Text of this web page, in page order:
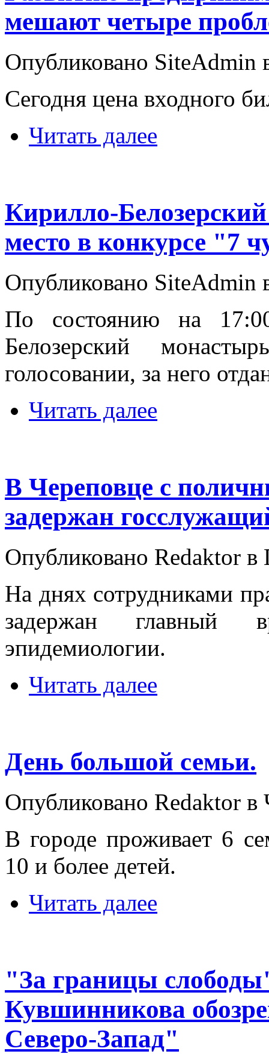
мешают четыре
Опубликовано SiteAdmin
Сегодня цена входного
Читать далее
Кирилло-
место в конкурсе "7
Опубликовано SiteAdmin
По состоянию на
Белозерский
голосовании, за него
Читать далее
В Череповце с
задержан
Опубликовано Redaktor
На днях сотрудниками
задержан главный
эпидемиологии.
Читать далее
День большой семьи.
Опубликовано Redaktor
В городе проживает 6
10 и более детей.
Читать далее
"За границы
Кувшинникова
Северо-Запад"